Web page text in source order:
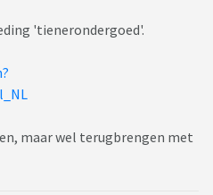
'tienerondergoed'.
maar wel terugbrengen met